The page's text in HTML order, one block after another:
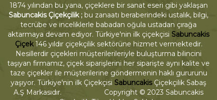
1874 yılından bu yana, çiçeklere bir sanat eseri gibi yaklaşan
Sabuncakis Çiçekçilik ; bu zanaatı beraberindeki ustalık, bilgi,
tecrübe ve inceliklerle babadan oğula ustadan çırağa
aktarmaya devam ediyor. Türkiye'nin ilk çiçekçisi Sabuncakis
Çiçek146 yıldır çiçekçilik sektörüne hizmet vermektedir.
Nesillerdir çiçekleri müşterilerileriyle buluşturma bilincini
taşıyan firmamız, çiçek siparişlerini her siparişte aynı kalite ve
taze çiçekler ile müşterilerine göndermenin haklı gururunu
yaşıyor. Türkiye'nin ilk Çiçekçisi SabuncakisÇiçekçilik Sabaş
A.Ş Markasıdır. Copyright © 2023 Sabuncakis